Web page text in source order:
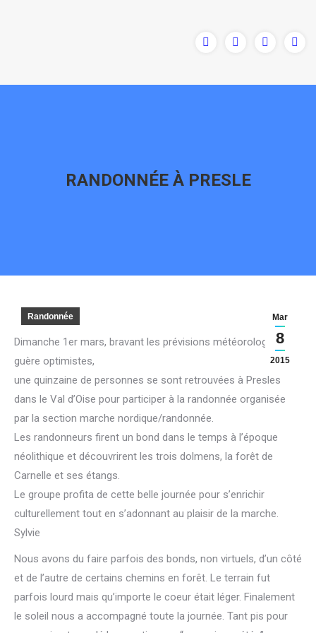
RANDONNÉE À PRESLE
Mar
8
2015
Randonnée
Dimanche 1er mars, bravant les prévisions météorologiques
guère optimistes,
une quinzaine de personnes se sont retrouvées à Presles
dans le Val d’Oise pour participer à la randonnée organisée
par la section marche nordique/randonnée.
Les randonneurs firent un bond dans le temps à l’époque
néolithique et découvrirent les trois dolmens, la forêt de
Carnelle et ses étangs.
Le groupe profita de cette belle journée pour s’enrichir
culturellement tout en s’adonnant au plaisir de la marche.
Sylvie
Nous avons du faire parfois des bonds, non virtuels, d’un côté
et de l’autre de certains chemins en forêt. Le terrain fut
parfois lourd mais qu’importe le coeur était léger. Finalement
le soleil nous a accompagné toute la journée. Tant pis pour